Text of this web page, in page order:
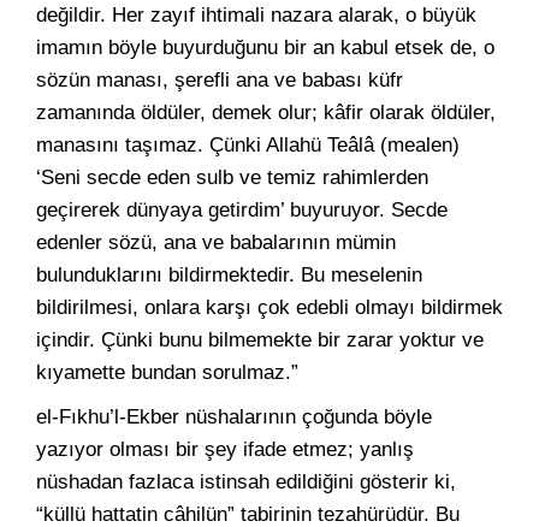
değildir. Her zayıf ihtimali nazara alarak, o büyük
imamın böyle buyurduğunu bir an kabul etsek de, o
sözün manası, şerefli ana ve babası küfr
zamanında öldüler, demek olur; kâfir olarak öldüler,
manasını taşımaz. Çünki Allahü Teâlâ (mealen)
‘Seni secde eden sulb ve temiz rahimlerden
geçirerek dünyaya getirdim’ buyuruyor. Secde
edenler sözü, ana ve babalarının mümin
bulunduklarını bildirmektedir. Bu meselenin
bildirilmesi, onlara karşı çok edebli olmayı bildirmek
içindir. Çünki bunu bilmemekte bir zarar yoktur ve
kıyamette bundan sorulmaz.”
el-Fıkhu’l-Ekber nüshalarının çoğunda böyle
yazıyor olması bir şey ifade etmez; yanlış
nüshadan fazlaca istinsah edildiğini gösterir ki,
“küllü hattatin câhilün” tabirinin tezahürüdür. Bu